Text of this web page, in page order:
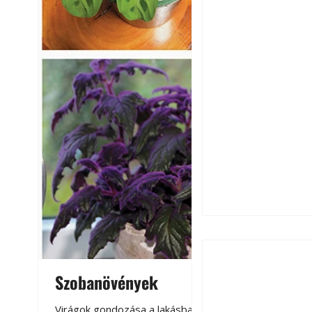
Szobanövények